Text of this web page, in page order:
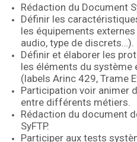
Rédaction du Document
Définir les
les équipements
audio, type de discrets…).
Définir et élaborer les
les éléments du système
(labels Arinc 429, Trame
Participation voir animer
entre différents métiers.
Rédaction du document
SyFTP.
Participer aux tests